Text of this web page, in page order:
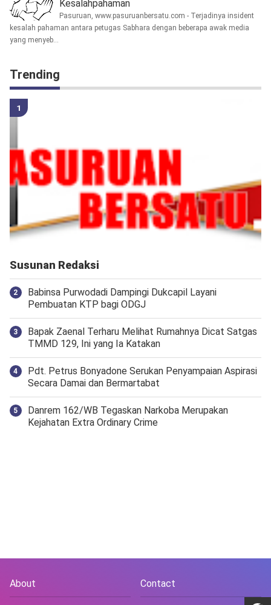
Kesalahpahaman
Pasuruan, www.pasuruanbersatu.com - Terjadinya insident
kesalah pahaman antara petugas Sabhara dengan beberapa awak media
yang menyeb...
Trending
Susunan Redaksi
Babinsa Purwodadi Dampingi Dukcapil Layani
Pembuatan KTP bagi ODGJ
Bapak Zaenal Terharu Melihat Rumahnya Dicat Satgas
TMMD 129, Ini yang Ia Katakan
Pdt. Petrus Bonyadone Serukan Penyampaian Aspirasi
Secara Damai dan Bermartabat
Danrem 162/WB Tegaskan Narkoba Merupakan
Kejahatan Extra Ordinary Crime
About Contact